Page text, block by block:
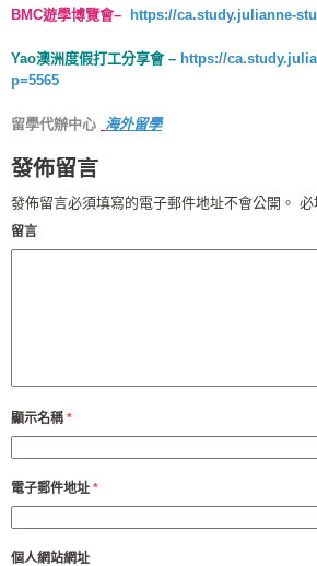
BMC遊學博覽會– https://ca.study.julianne-
Yao澳洲度假打工分享會 – https://
p=5565
留學代辦中心 海外留學
發佈留言
發佈留言必須填寫的電子郵件地址不會公開。 必
留言
顯示名稱 *
電子郵件地址 *
個人網站網址